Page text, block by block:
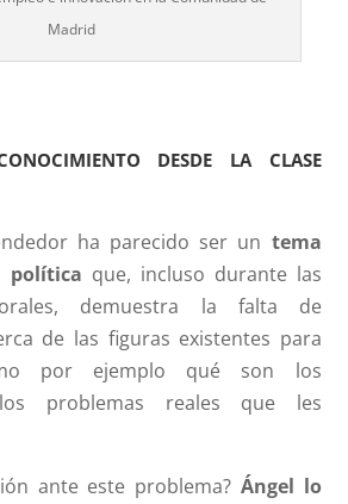
Madrid
desde la clase
ha parecido ser un tema
política que, incluso durante las
demuestra la falta de
de las figuras existentes para
por ejemplo qué son los
problemas reales que les
ante este problema? Ángel lo